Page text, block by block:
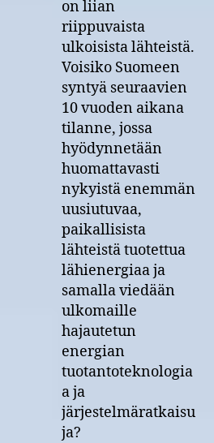
on liian
riippuvaista
ulkoisista lähteistä.
Voisiko Suomeen
syntyä seuraavien
10 vuoden aikana
tilanne, jossa
hyödynnetään
huomattavasti
nykyistä enemmän
uusiutuvaa,
paikallisista
lähteistä tuotettua
lähienergiaa ja
samalla viedään
ulkomaille
hajautetun
energian
tuotantoteknologia
a ja
järjestelmäratkaisu
ja?